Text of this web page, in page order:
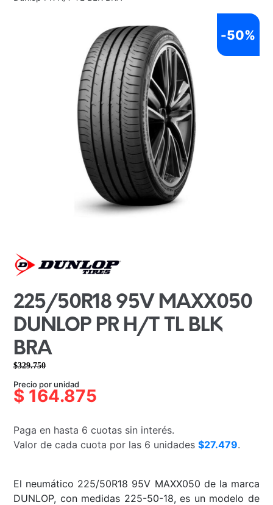
225/50R18 95V MAXX050
DUNLOP PR H/T TL BLK
BRA
$329.750
precio
original
$329.750.
precio
actual
$164.875.
Precio por unidad
$ 164.875
Paga en hasta 6 cuotas sin interés.
Valor de cada cuota por las 6 unidades$27.479.
-50%
El neumático 225/50R18 95V MAXX050 de la marca
DUNLOP, con medidas 225-50-18, es un modelo de